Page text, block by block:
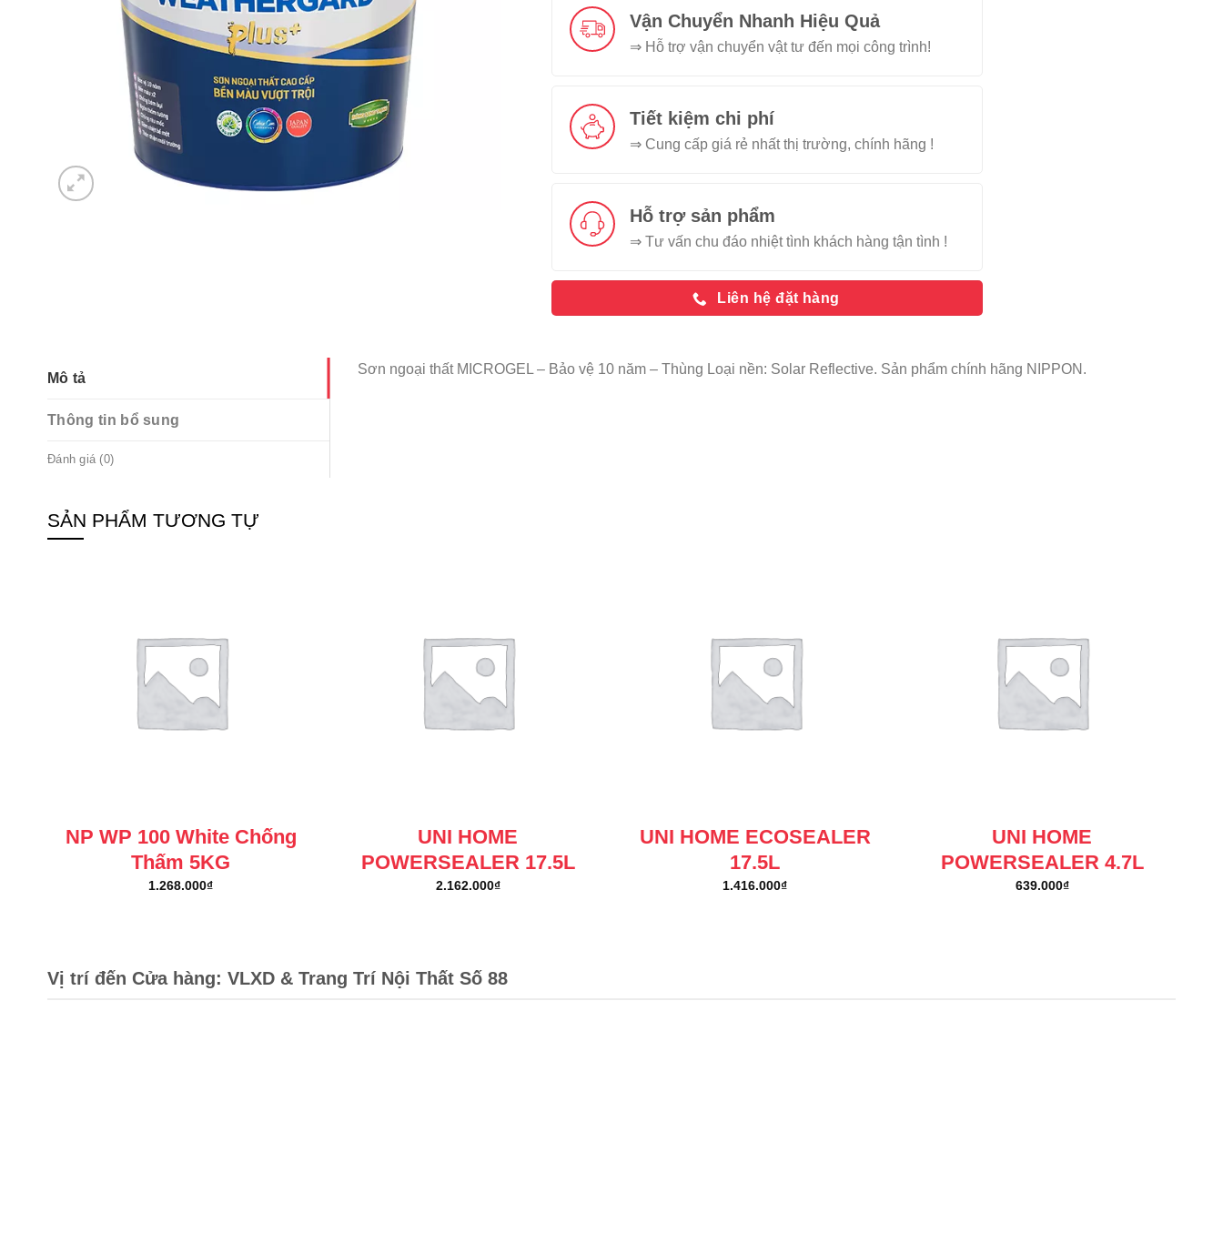
Vận Chuyển Nhanh Hiệu Quả
⇒ Hỗ trợ vận chuyển vật tư đến mọi công trình!
Tiết kiệm chi phí
⇒ Cung cấp giá rẻ nhất thị trường, chính hãng !
Hỗ trợ sản phẩm
⇒ Tư vấn chu đáo nhiệt tình khách hàng tận tình !
Liên hệ đặt hàng
Mô tả
Thông tin bổ sung
Đánh giá (0)
Sơn ngoại thất MICROGEL – Bảo vệ 10 năm – Thùng Loại nền: Solar Reflective. Sản phẩm chính hãng NIPPON.
SẢN PHẨM TƯƠNG TỰ
NP WP 100 White Chống
Thấm 5KG
1.268.000₫
UNI HOME
POWERSEALER 17.5L
2.162.000₫
UNI HOME ECOSEALER
17.5L
1.416.000₫
UNI HOME
POWERSEALER 4.7L
639.000₫
Vị trí đến Cửa hàng: VLXD & Trang Trí Nội Thất Số 88